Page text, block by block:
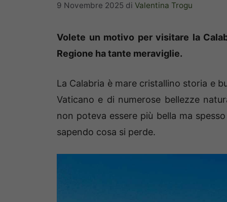
9 Novembre 2025 di Valentina Trogu
Volete un motivo per visitare la
Regione ha tante meraviglie.
La Calabria è mare cristallino storia e
Vaticano e di numerose bellezze
non poteva essere più bella ma
sapendo cosa si perde.